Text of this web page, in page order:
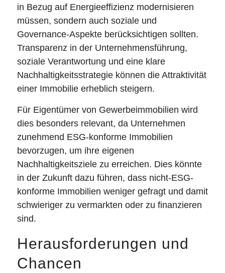
in Bezug auf Energieeffizienz modernisieren
müssen, sondern auch soziale und
Governance-Aspekte berücksichtigen sollten.
Transparenz in der Unternehmensführung,
soziale Verantwortung und eine klare
Nachhaltigkeitsstrategie können die Attraktivität
einer Immobilie erheblich steigern.
Für Eigentümer von Gewerbeimmobilien wird
dies besonders relevant, da Unternehmen
zunehmend ESG-konforme Immobilien
bevorzugen, um ihre eigenen
Nachhaltigkeitsziele zu erreichen. Dies könnte
in der Zukunft dazu führen, dass nicht-ESG-
konforme Immobilien weniger gefragt und damit
schwieriger zu vermarkten oder zu finanzieren
sind.
Herausforderungen und
Chancen